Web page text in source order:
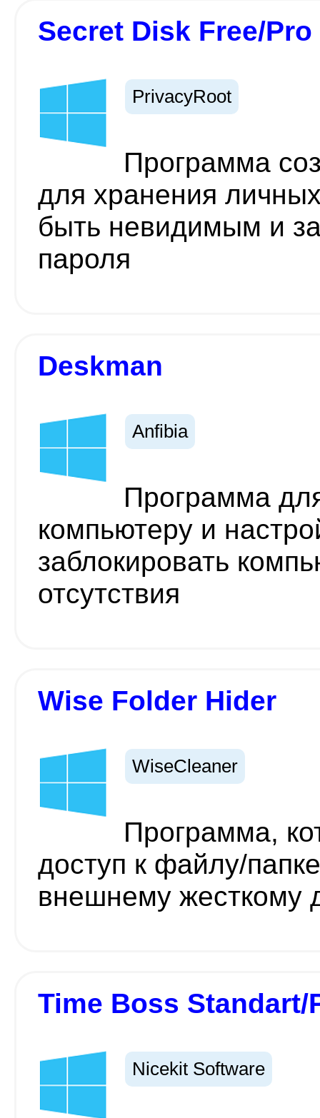
Secret Disk Free/Pro
PrivacyRoot
Программа
для хранения
быть невидимым и
пароля
Deskman
Anfibia
Программа
компьютеру и
заблокировать
отсутствия
Wise Folder Hider
WiseCleaner
Программа,
доступ к файлу/
внешнему жесткому
Time Boss Standart/
Nicekit Software